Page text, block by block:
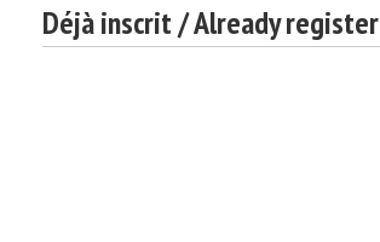
Déjà inscrit / Already